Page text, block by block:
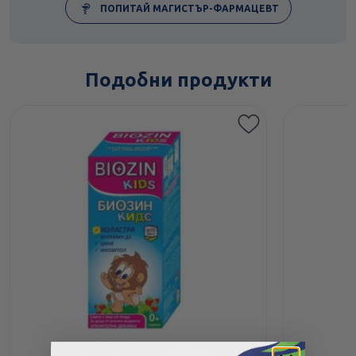
ПОПИТАЙ МАГИСТЪР-ФАРМАЦЕВТ
Подобни продукти